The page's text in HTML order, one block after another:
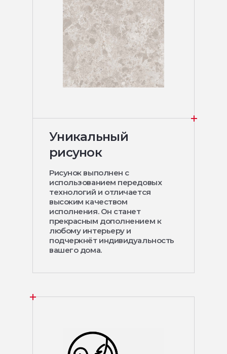
Уникальный
рисунок
Рисунок выполнен с
использованием передовых
технологий и отличается
высоким качеством
исполнения. Он станет
прекрасным дополнением к
любому интерьеру и
подчеркнёт индивидуальность
вашего дома.